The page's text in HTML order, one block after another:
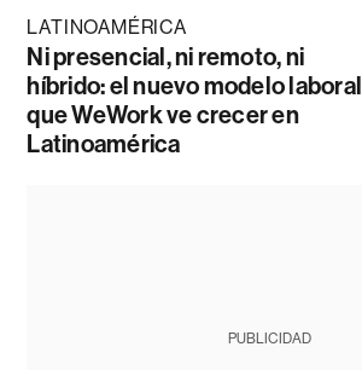
LATINOAMÉRICA
Ni presencial, ni remoto, ni
híbrido: el nuevo modelo laboral
que WeWork ve crecer en
Latinoamérica
PUBLICIDAD